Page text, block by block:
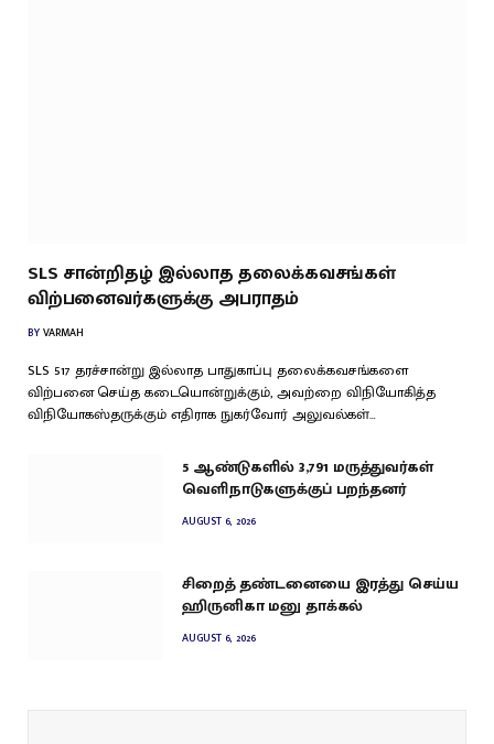
SLS சான்றிதழ் இல்லாத தலைக்கவசங்கள்
விற்பனைவர்களுக்கு அபராதம்
BYVARMAH
SLS 517 தரச்சான்று இல்லாத பாதுகாப்பு தலைக்கவசங்களை
விற்பனை செய்த கடையொன்றுக்கும், அவற்றை விநியோகித்த
விநியோகஸ்தருக்கும் எதிராக நுகர்வோர் அலுவல்கள்…
5 ஆண்டுகளில் 3,791 மருத்துவர்கள்
வெளிநாடுகளுக்குப் பறந்தனர்
AUGUST 6, 2026
சிறைத் தண்டனையை இரத்து செய்ய
ஹிருனிகா மனு தாக்கல்
AUGUST 6, 2026